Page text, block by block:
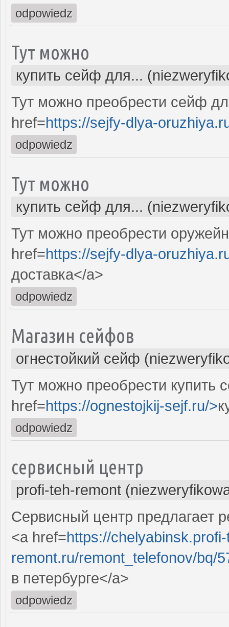
odpowiedz
Тут можно
купить сейф для...
Тут можно преобрести сейф
href=https://sejfy-dlya-
odpowiedz
Тут можно
купить сейф для...
Тут можно преобрести
href=https://sejfy-dlya-
доставка</a>
odpowiedz
Магазин сейфов
огнестойкий сейф
Тут можно преобрести купить
href=https://ognestojkij-sejf.ru/>
odpowiedz
сервисный центр
profi-teh-remont
Сервисный центр предлагает
<a href=https://
remont.ru/remont_telefonov/bq/
в петербурге</a>
odpowiedz